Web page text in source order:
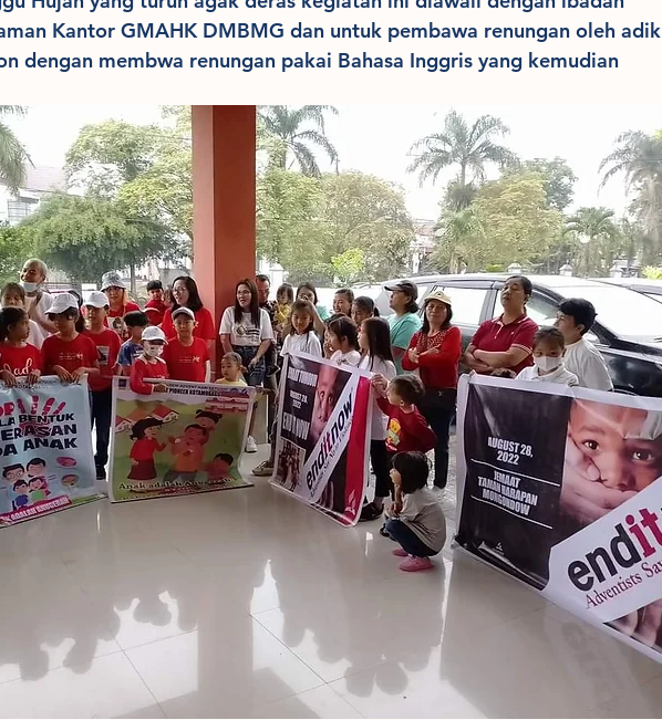
Kantor GMAHK DMBMG dan untuk pembawa renungan oleh adik
dengan membwa renungan pakai Bahasa Inggris yang kemudian